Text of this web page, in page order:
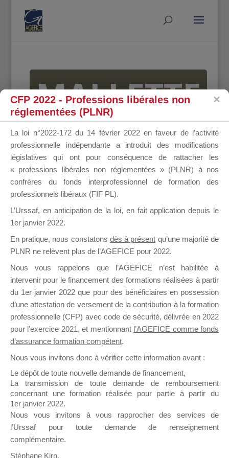
MALLETTE
DU
DIRIGEANT
il y a un mois
Ce groupe est destiné aux Organismes de
Formation qui souhaitent répondre à l’Appel à
Propositions Mallette du Dirigeant.
Ce groupe propose un forum dédié au support
sur lequel il est possible de laisser un message
ou poser une question.
NB : Il est nécessaire d’être
pouvoir rejoindre ce groupe
CFP 2022 - Professions libérales non
réglementées (PLNR)
La loi n°2022-172 du 14 février 2022 en faveur de l’activité
professionnelle indépendante a introduit des modifications
législatives qui ont pour conséquence de rattacher les
« professions libérales non réglementées » (PLNR) à nos
confrères du fonds interprofessionnel de formation des
professionnels libéraux (FIF PL).
L’Urssaf, en anticipation de la loi, en fait application depuis le
1er janvier 2022.
En pratique, nous constatons dès à présent qu’une majorité de
PLNR ne relèvent plus de l’AGEFICE pour 2022.
Nous vous rappelons que l’AGEFICE n’est habilitée à
intervenir pour le financement des formations réalisées à partir
du 1er janvier 2022 que pour des bénéficiaires en possession
d’une attestation de versement de la contribution à la formation
professionnelle (CFP) avec code de sécurité, délivrée en 2022
pour l’exercice 2021, et mentionnant l’AGEFICE comme fonds
d’assurance formation compétent.
Nous vous invitons donc à vérifier cette information avant :
Le dépôt de toute nouvelle demande de financement,
La transmission de toute demande de remboursement
concernant une formation réalisée pour partie à partir du
1er janvier 2022.
Nous vous invitons à vous rapprocher des services de
l’Urssaf pour toute demande de renseignement
complémentaire.
Stéphane Kirn,